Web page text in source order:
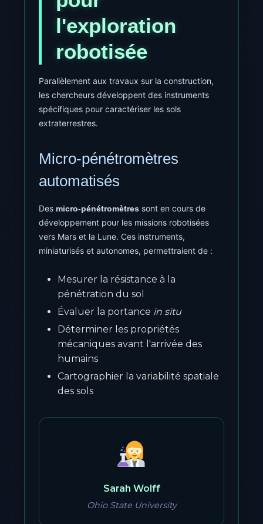
l'exploration
robotisée
Parallèlement aux travaux sur la construction,
les chercheurs développent des instruments
spécifiques pour caractériser les sols
extraterrestres.
Micro-pénétromètres
automatisés
Des micro-pénétromètres sont en cours de
développement pour les missions robotisées
vers Mars et la Lune. Ces instruments,
miniaturisés et autonomes, permettraient de :
Mesurer la résistance à la
pénétration du sol
Évaluer la portance in situ
Déterminer les propriétés
mécaniques avant l'arrivée des
humains
Cartographier la variabilité spatiale
des sols
Sarah Wolff
Ohio State University